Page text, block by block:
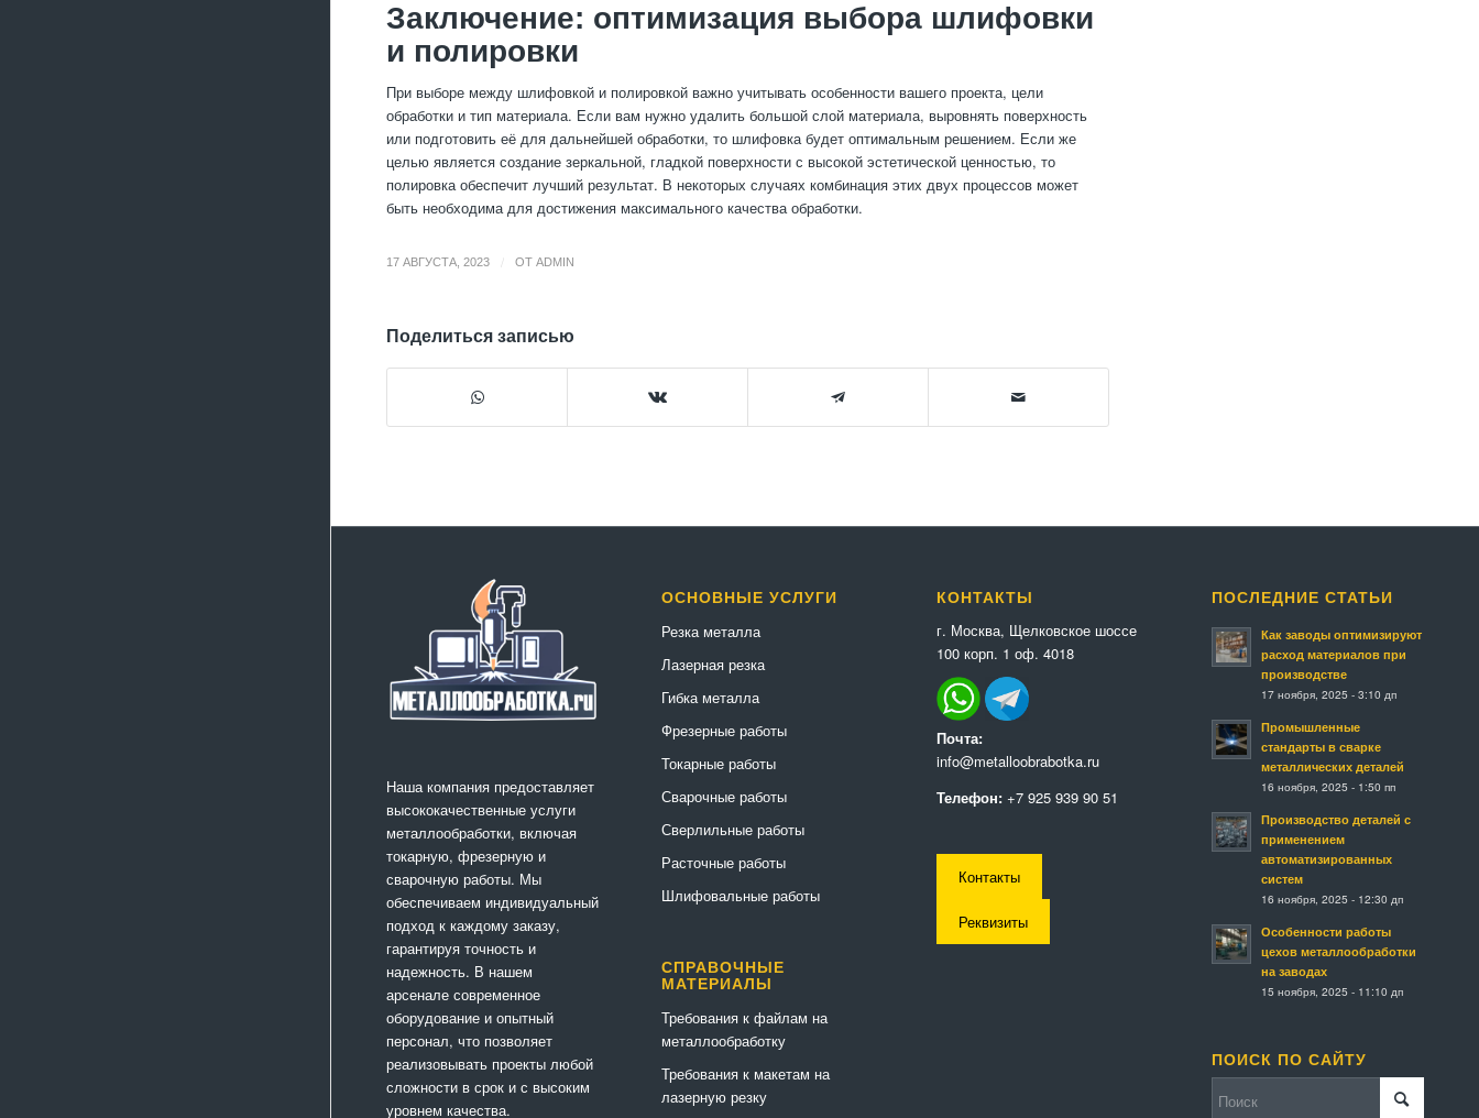
Заключение: оптимизация выбора шлифовки
и полировки
При выборе между шлифовкой и полировкой важно учитывать особенности вашего проекта, цели
обработки и тип материала. Если вам нужно удалить большой слой материала, выровнять поверхность
или подготовить её для дальнейшей обработки, то шлифовка будет оптимальным решением. Если же
целью является создание зеркальной, гладкой поверхности с высокой эстетической ценностью, то
полировка обеспечит лучший результат. В некоторых случаях комбинация этих двух процессов может
быть необходима для достижения максимального качества обработки.
17 АВГУСТА, 2023 ОТ ADMIN
Поделиться записью
Наша компания предоставляет
высококачественные услуги
металлообработки, включая
токарную, фрезерную и
сварочную работы. Мы
обеспечиваем индивидуальный
подход к каждому заказу,
гарантируя точность и
надежность. В нашем
арсенале современное
оборудование и опытный
персонал, что позволяет
реализовывать проекты любой
сложности в срок и с высоким
уровнем качества.
ОСНОВНЫЕ УСЛУГИ
Резка металла
Лазерная резка
Гибка металла
Фрезерные работы
Токарные работы
Сварочные работы
Сверлильные работы
Расточные работы
Шлифовальные работы
СПРАВОЧНЫЕ
МАТЕРИАЛЫ
Требования к файлам на
металлообработку
Требования к макетам на
лазерную резку
КОНТАКТЫ
г. Москва, Щелковское шоссе
100 корп. 1 оф. 4018
Почта:
info@metalloobrabotka.ru
Телефон: +7 925 939 90 51
Контакты
Реквизиты
ПОСЛЕДНИЕ СТАТЬИ
Как заводы оптимизируют
расход материалов при
производстве
17 ноября, 2025 - 3:10 дп
Промышленные
стандарты в сварке
металлических деталей
16 ноября, 2025 - 1:50 пп
Производство деталей с
применением
автоматизированных
систем
16 ноября, 2025 - 12:30 дп
Особенности работы
цехов металлообработки
на заводах
15 ноября, 2025 - 11:10 дп
ПОИСК ПО САЙТУ